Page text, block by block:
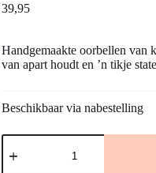
39,95
Handgemaakte oorbellen van
van apart houdt en ’n tikje
Beschikbaar via nabestelling
Vergulde
oorbellen